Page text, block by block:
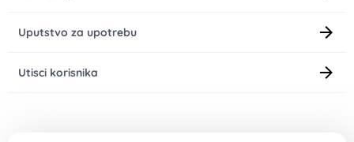
Uputstvo za upotrebu
Utisci korisnika